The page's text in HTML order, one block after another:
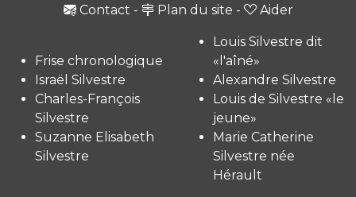
Contact - Plan du site - Aider
Frise chronologique
Israël Silvestre
Charles-François
Silvestre
Suzanne Elisabeth
Silvestre
Louis Silvestre dit
«l'aîné»
Alexandre Silvestre
Louis de Silvestre «le
jeune»
Marie Catherine
Silvestre née
Hérault